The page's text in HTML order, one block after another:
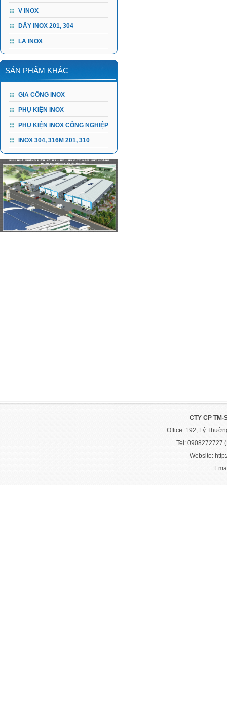
V INOX
DÂY INOX 201, 304
LA INOX
SẢN PHẨM KHÁC
GIA CÔNG INOX
PHỤ KIỆN INOX
PHỤ KIỆN INOX CÔNG NGHIỆP
INOX 304, 316M 201, 310
CTY CP TM-
Office: 192, Lý
Tel: 0908272727
Website: